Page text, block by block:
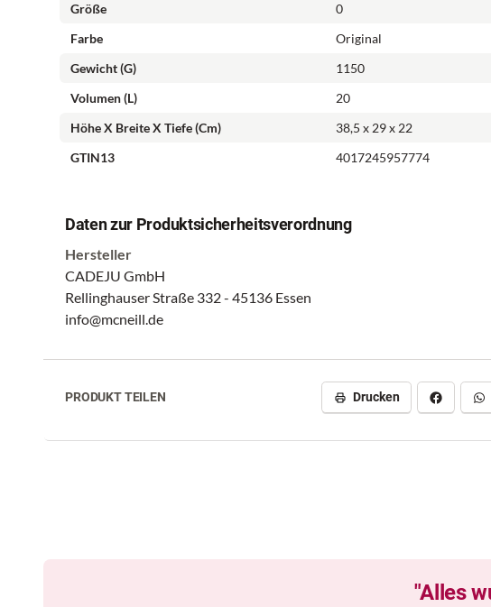
Größe
0
Farbe
Original
Gewicht (g)
1150
Volumen (l)
20
Höhe X Breite X Tiefe (cm)
38,5 x 29 x 22
GTIN13
4017245957774
Daten zur Produktsicherheitsverordnung
Hersteller
CADEJU GmbH
Rellinghauser Straße 332 - 45136 Essen
info@mcneill.de
PRODUKT TEILEN Drucken
"Alles